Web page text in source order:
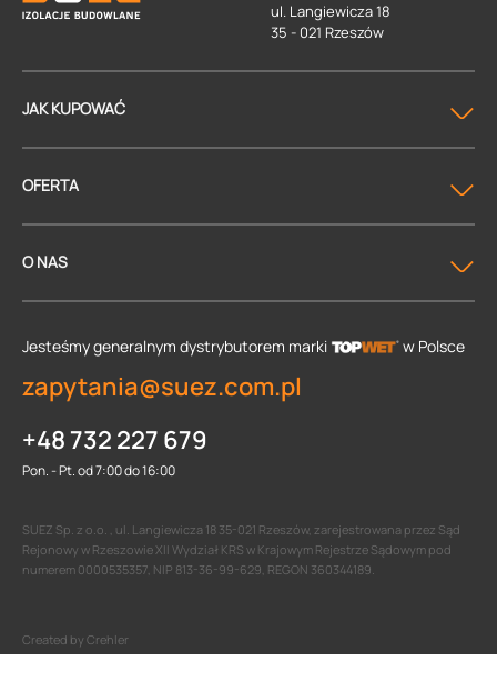
ul. Langiewicza 18
35 - 021 Rzeszów
JAK KUPOWAĆ
OFERTA
O NAS
Jesteśmy generalnym dystrybutorem marki w Polsce
zapytania@suez.com.pl
+48 732 227 679
Pon. - Pt. od 7:00 do 16:00
SUEZ Sp. z o.o. , ul. Langiewicza 18 35-021 Rzeszów, zarejestrowana przez Sąd
Rejonowy w Rzeszowie XII Wydział KRS w Krajowym Rejestrze Sądowym pod
numerem 0000535357, NIP 813-36-99-629, REGON 360344189.
Created by Crehler